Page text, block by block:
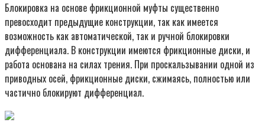
Блокировка на основе фрикционной муфты существенно
превосходит предыдущие конструкции, так как имеется
возможность как автоматической, так и ручной блокировки
дифференциала. В конструкции имеются фрикционные диски, и
работа основана на силах трения. При проскальзывании одной из
приводных осей, фрикционные диски, сжимаясь, полностью или
частично блокируют дифференциал.